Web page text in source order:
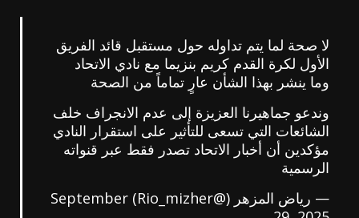
لا صحة لما يتم تداوله حول مستقبل قائد الفريق
الأول لكرة القدم كريم بنزيما مع نادي الاتحاد
وما ينشر بهذا الشأن عارٍ تماماً من الصحة
وندعو جماهيرنا العزيزة إلى عدم الانجراف خلف
الشائعات التي تسعى للتأثير على استقرار النادي
مؤكدين أن أخبار الاتحاد تصدر فقط عبر قنواته
الرسمية
— رياض المزهر (@Rio_mizher)
September